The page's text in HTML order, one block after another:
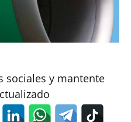
sociales y mantente